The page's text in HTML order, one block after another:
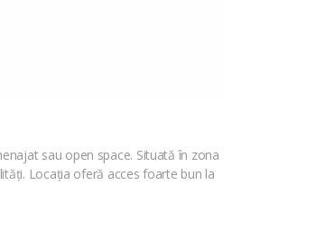
sau open space. Situată în zona
Locația oferă acces foarte bun la